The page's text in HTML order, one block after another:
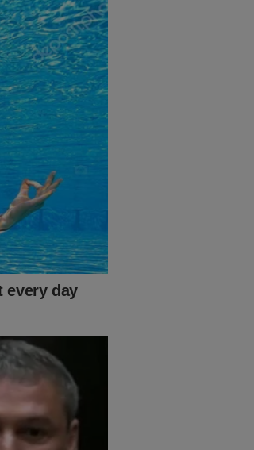
as perdas
cerca de R$
impostos e
no país
a criação
garantir o
na Copa
esses
urbana, o
a luta contra
de
Nos
com
e